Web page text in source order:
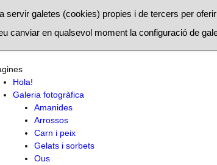
Hola!
Galeria fotogràfica
Amanides
Arrossos
Carn i peix
Gelats i sorbets
Ous
servir galetes (cookies) propies i de tercers per
canviar en qualsevol moment la configuració de